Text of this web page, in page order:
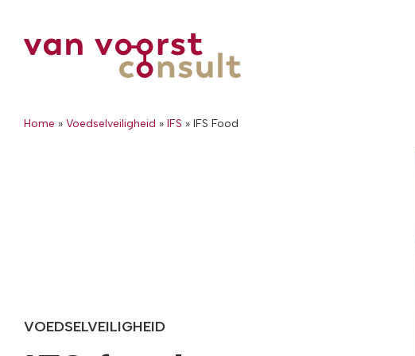
Home » Voedselveiligheid » IFS » IFS Food
VOEDSELVEILIGHEID